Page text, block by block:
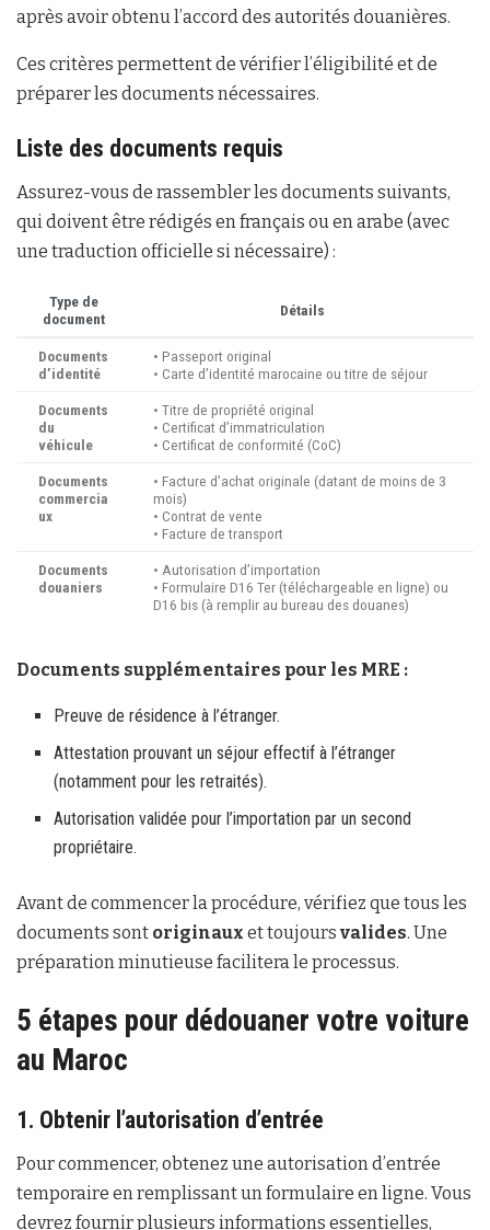
après avoir obtenu l’accord des autorités douanières.
Ces critères permettent de vérifier l’éligibilité et de
préparer les documents nécessaires.
Liste des documents requis
Assurez-vous de rassembler les documents suivants,
qui doivent être rédigés en français ou en arabe (avec
une traduction officielle si nécessaire) :
Type de
document
Détails
Documents
d’identité
• Passeport original
• Carte d’identité marocaine ou titre de séjour
Documents
du
véhicule
• Titre de propriété original
• Certificat d’immatriculation
• Certificat de conformité (CoC)
Documents
commercia
ux
• Facture d’achat originale (datant de moins de 3
mois)
• Contrat de vente
• Facture de transport
Documents
douaniers
• Autorisation d’importation
• Formulaire D16 Ter (téléchargeable en ligne) ou
D16 bis (à remplir au bureau des douanes)
Documents supplémentaires pour les MRE :
Preuve de résidence à l’étranger.
Attestation prouvant un séjour effectif à l’étranger
(notamment pour les retraités).
Autorisation validée pour l’importation par un second
propriétaire.
Avant de commencer la procédure, vérifiez que tous les
documents sont originaux et toujours valides. Une
préparation minutieuse facilitera le processus.
5 étapes pour dédouaner votre voiture
au Maroc
1. Obtenir l’autorisation d’entrée
Pour commencer, obtenez une autorisation d’entrée
temporaire en remplissant un formulaire en ligne. Vous
devrez fournir plusieurs informations essentielles,